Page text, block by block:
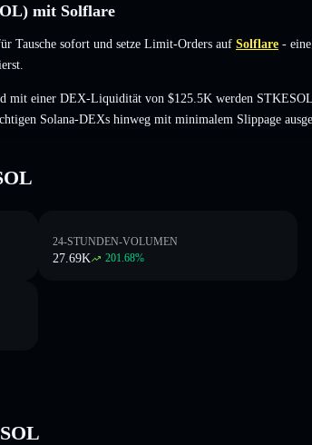
mit Solflare
Tausche sofort und setze Limit-Orders auf Solflare -
mit einer DEX-Liquidität von $125.5K werden
Solana-DEXs hinweg mit minimalem Slippage
24-STUNDEN-VOLUMEN
27.69K 201.68%